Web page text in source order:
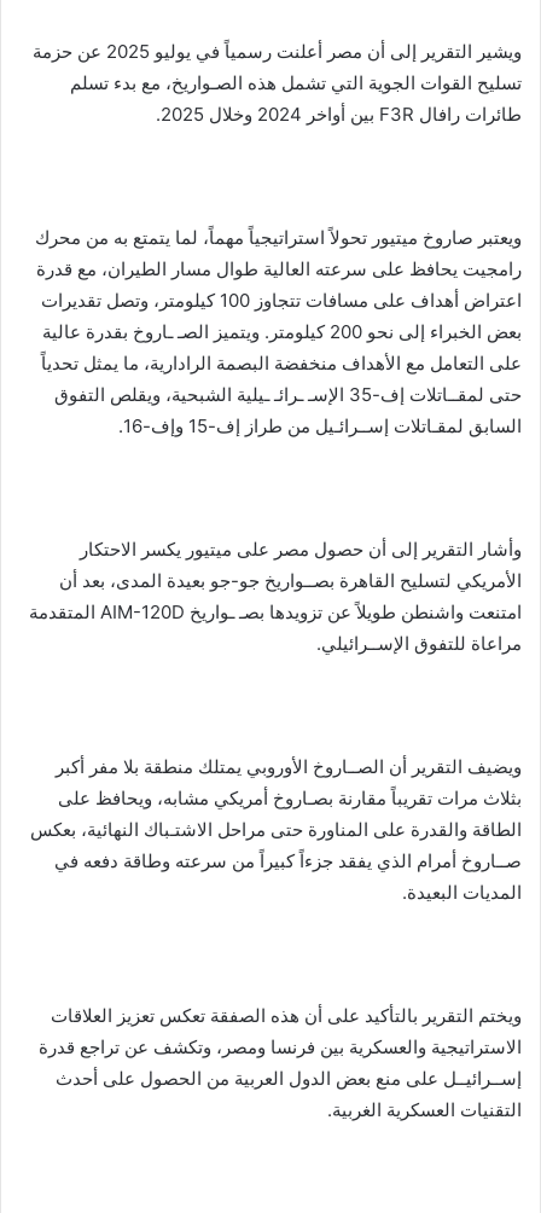
ويشير التقرير إلى أن مصر أعلنت رسمياً في يوليو 2025 عن حزمة
تسليح القوات الجوية التي تشمل هذه الصـواريخ، مع بدء تسلم
طائرات رافال F3R بين أواخر 2024 وخلال 2025.
ويعتبر صاروخ ميتيور تحولاً استراتيجياً مهماً، لما يتمتع به من محرك
رامجيت يحافظ على سرعته العالية طوال مسار الطيران، مع قدرة
اعتراض أهداف على مسافات تتجاوز 100 كيلومتر، وتصل تقديرات
بعض الخبراء إلى نحو 200 كيلومتر. ويتميز الصـ ـاروخ بقدرة عالية
على التعامل مع الأهداف منخفضة البصمة الرادارية، ما يمثل تحدياً
حتى لمقــاتلات إف-35 الإسـ ـرائـ ـيلية الشبحية، ويقلص التفوق
السابق لمقـاتلات إســرائـيل من طراز إف-15 وإف-16.
وأشار التقرير إلى أن حصول مصر على ميتيور يكسر الاحتكار
الأمريكي لتسليح القاهرة بصــواريخ جو-جو بعيدة المدى، بعد أن
امتنعت واشنطن طويلاً عن تزويدها بصـ ـواريخ AIM-120D المتقدمة
مراعاة للتفوق الإســرائيلي.
ويضيف التقرير أن الصــاروخ الأوروبي يمتلك منطقة بلا مفر أكبر
بثلاث مرات تقريباً مقارنة بصـاروخ أمريكي مشابه، ويحافظ على
الطاقة والقدرة على المناورة حتى مراحل الاشتـباك النهائية، بعكس
صــاروخ أمرام الذي يفقد جزءاً كبيراً من سرعته وطاقة دفعه في
المديات البعيدة.
ويختم التقرير بالتأكيد على أن هذه الصفقة تعكس تعزيز العلاقات
الاستراتيجية والعسكرية بين فرنسا ومصر، وتكشف عن تراجع قدرة
إســرائيــل على منع بعض الدول العربية من الحصول على أحدث
التقنيات العسكرية الغربية.